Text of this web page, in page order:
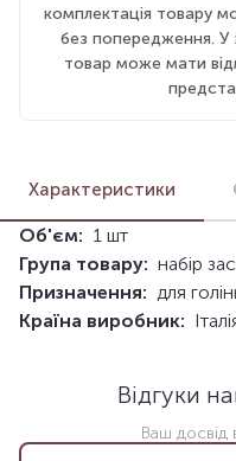
комплектація товару
без попередження. У
товар може мати
Характеристики
Об'єм: 1 шт
Група товару: набір
Призначення: для
Країна виробник:
Відгуки
Ваш досвід